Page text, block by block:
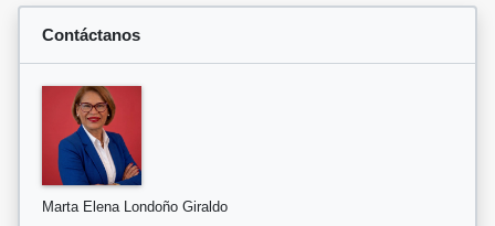
Contáctanos
Marta Elena Londoño Giraldo